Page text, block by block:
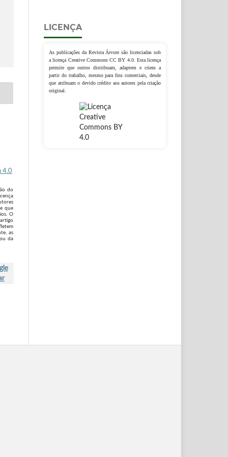
4.0
do
que
O
as
da
LICENÇA
As publicações da Revista Árvore são licenciadas sob
a licença Creative Commons CC BY 4.0. Esta licença
permite que outros distribuam, adaptem e criem a
partir do trabalho, mesmo para fins comerciais, desde
que atribuam o devido crédito aos autores pela criação
original.